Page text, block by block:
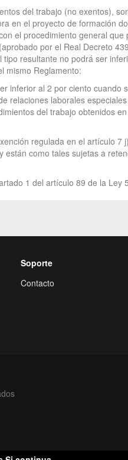
del trabajo (no exentos),
en el proyecto de formación
el procedimiento general
por el Real Decreto
resultante no podrá ser
mismo Reglamento:
inferior al 2 por ciento
relaciones laborales
del trabajo obtenidos
regulada en el artículo
como tales sujetas a
1 del artículo 89 de la
Soporte
Contacto